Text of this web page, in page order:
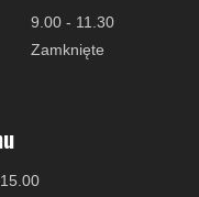
9.00 - 11.30
Zamknięte